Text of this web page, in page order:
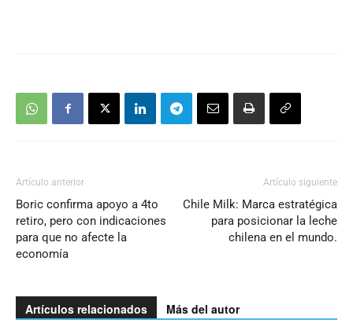
Artículo anterior
Boric confirma apoyo a 4to
retiro, pero con indicaciones
para que no afecte la
economía
Artículo siguiente
Chile Milk: Marca estratégica
para posicionar la leche
chilena en el mundo.
Artículos relacionados Más del autor